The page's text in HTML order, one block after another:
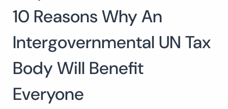
Buscar:
BUSCAR
10 Reasons Why An
Intergovernmental UN Tax
Body Will Benefit
Everyone